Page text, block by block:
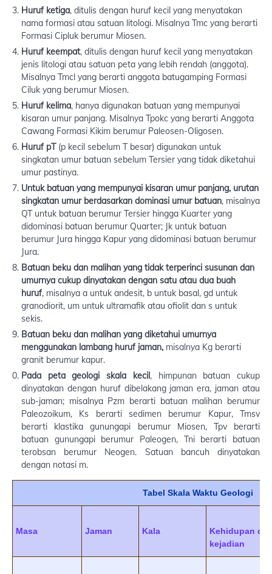
Huruf ketiga, ditulis dengan huruf kecil yang menyatakan
nama formasi atau satuan litologi. Misalnya Tmc yang berarti
Formasi Cipluk berumur Miosen.
Huruf keempat, ditulis dengan huruf kecil yang menyatakan
jenis litologi atau satuan peta yang lebih rendah (anggota).
Misalnya Tmcl yang berarti anggota batugamping Formasi
Ciluk yang berumur Miosen.
Huruf kelima, hanya digunakan batuan yang mempunyai
kisaran umur panjang. Misalnya Tpokc yang berarti Anggota
Cawang Formasi Kikim berumur Paleosen-Oligosen.
Huruf pT(p kecil sebelum T besar) digunakan untuk
singkatan umur batuan sebelum Tersier yang tidak diketahui
umur pastinya.
Untuk batuan yang mempunyai kisaran umur panjang, urutan
singkatan umur berdasarkan dominasi umur batuan, misalnya
QT untuk batuan berumur Tersier hingga Kuarter yang
didominasi batuan berumur Quarter; Jk untuk batuan
berumur Jura hingga Kapur yang didominasi batuan berumur
Jura.
Batuan beku dan malihan yang tidak terperinci susunan dan
umurnya cukup dinyatakan dengan satu atau dua buah
huruf, misalnya a untuk andesit, b untuk basal, gd untuk
granodiorit, um untuk ultramafik atau ofiolit dan s untuk
sekis.
Batuan beku dan malihan yang diketahui umurnya
menggunakan lambang huruf jaman, misalnya Kg berarti
granit berumur kapur.
Pada peta geologi skala kecil, himpunan batuan cukup
dinyatakan dengan huruf dibelakang jaman era, jaman atau
sub-jaman; misalnya Pzm berarti batuan malihan berumur
Paleozoikum, Ks berarti sedimen berumur Kapur, Tmsv
berarti klastika gunungapi berumur Miosen, Tpv berarti
batuan gunungapi berumur Paleogen, Tni berarti batuan
terobsan berumur Neogen. Satuan bancuh dinyatakan
dengan notasi m.
Tabel Skala Waktu Geologi
Masa Jaman Kala
Kehidupan
kejadian